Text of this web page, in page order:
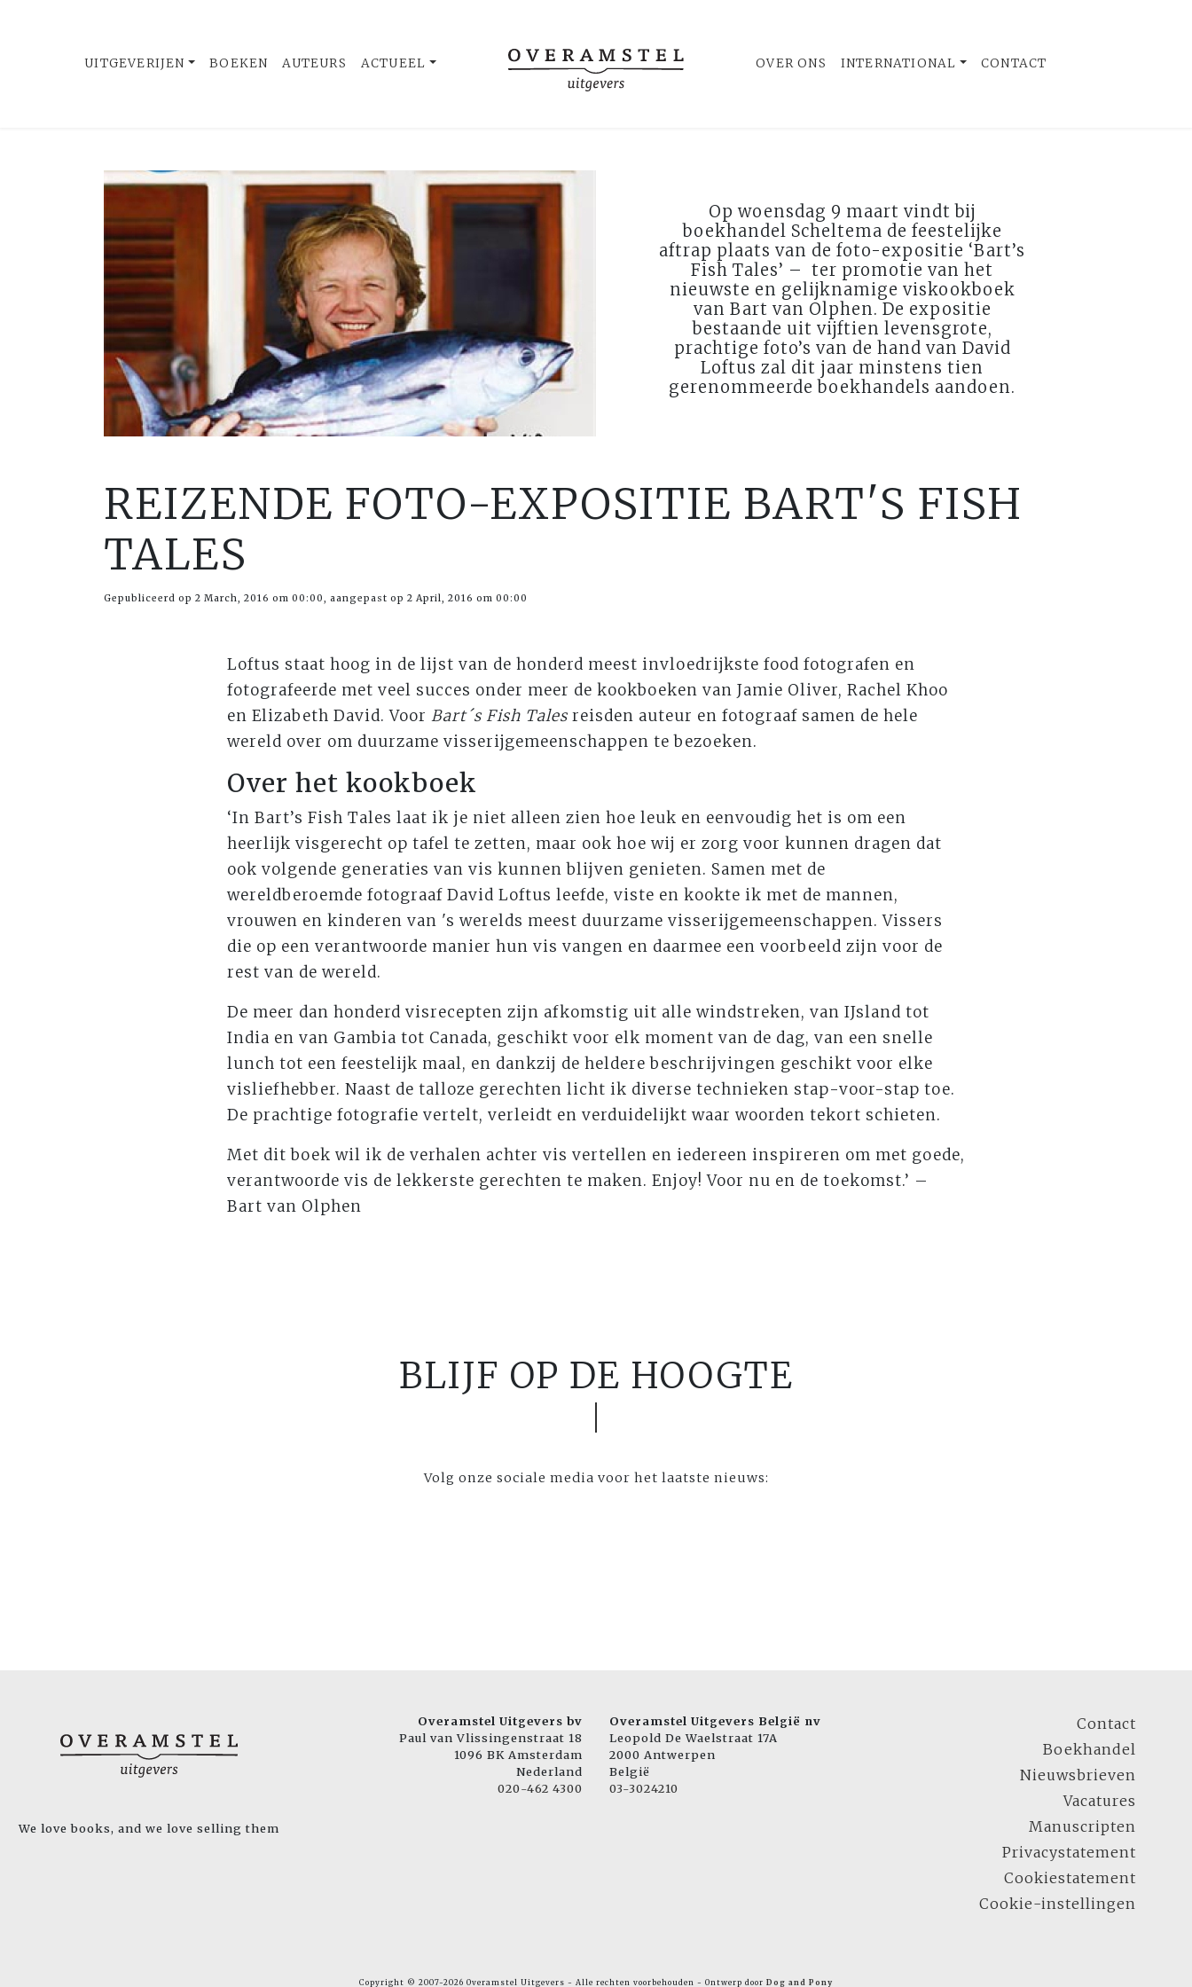
UITGEVERIJEN BOEKEN AUTEURS ACTUEEL OVER ONS INTERNATIONAL CONTACT
Op woensdag 9 maart vindt bij
boekhandel Scheltema de feestelijke
aftrap plaats van de foto-expositie ‘Bart’s
Fish Tales’ – ter promotie van het
nieuwste en gelijknamige viskookboek
van Bart van Olphen. De expositie
bestaande uit vijftien levensgrote,
prachtige foto’s van de hand van David
Loftus zal dit jaar minstens tien
gerenommeerde boekhandels aandoen.
REIZENDE FOTO-EXPOSITIE BART'S FISH
TALES
Gepubliceerd op 2 March, 2016 om 00:00, aangepast op 2 April, 2016 om 00:00
Loftus staat hoog in de lijst van de honderd meest invloedrijkste food fotografen en
fotografeerde met veel succes onder meer de kookboeken van Jamie Oliver, Rachel Khoo
en Elizabeth David. Voor Bart´s Fish Talesreisden auteur en fotograaf samen de hele
wereld over om duurzame visserijgemeenschappen te bezoeken.
Over het kookboek
‘In Bart’s Fish Tales laat ik je niet alleen zien hoe leuk en eenvoudig het is om een
heerlijk visgerecht op tafel te zetten, maar ook hoe wij er zorg voor kunnen dragen dat
ook volgende generaties van vis kunnen blijven genieten. Samen met de
wereldberoemde fotograaf David Loftus leefde, viste en kookte ik met de mannen,
vrouwen en kinderen van 's werelds meest duurzame visserijgemeenschappen. Vissers
die op een verantwoorde manier hun vis vangen en daarmee een voorbeeld zijn voor de
rest van de wereld.
De meer dan honderd visrecepten zijn afkomstig uit alle windstreken, van IJsland tot
India en van Gambia tot Canada, geschikt voor elk moment van de dag, van een snelle
lunch tot een feestelijk maal, en dankzij de heldere beschrijvingen geschikt voor elke
visliefhebber. Naast de talloze gerechten licht ik diverse technieken stap-voor-stap toe.
De prachtige fotografie vertelt, verleidt en verduidelijkt waar woorden tekort schieten.
Met dit boek wil ik de verhalen achter vis vertellen en iedereen inspireren om met goede,
verantwoorde vis de lekkerste gerechten te maken. Enjoy! Voor nu en de toekomst.’ –
Bart van Olphen
BLIJF OP DE HOOGTE
Volg onze sociale media voor het laatste nieuws:
We love books, and we love selling them
Overamstel Uitgevers bv
Paul van Vlissingenstraat 18
1096 BK Amsterdam
Nederland
020-462 4300
Overamstel Uitgevers België nv
Leopold De Waelstraat 17A
2000 Antwerpen
België
03-3024210
Contact
Boekhandel
Nieuwsbrieven
Vacatures
Manuscripten
Privacystatement
Cookiestatement
Cookie-instellingen
Copyright © 2007-2026 Overamstel Uitgevers - Alle rechten voorbehouden - Ontwerp door Dog and Pony